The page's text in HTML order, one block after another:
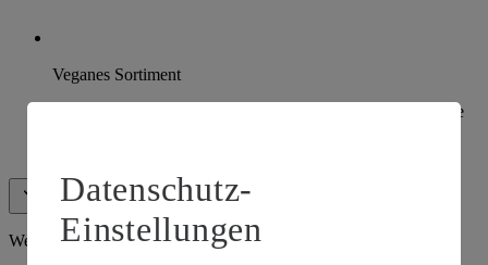
Veganes Sortiment
Ob vegane Wurstspezialitäten, Frischeprodukte oder vegane
Alle anzeigen (5)Weniger anzeigen
Weiteres Sortiment
Datenschutz-
Einstellungen